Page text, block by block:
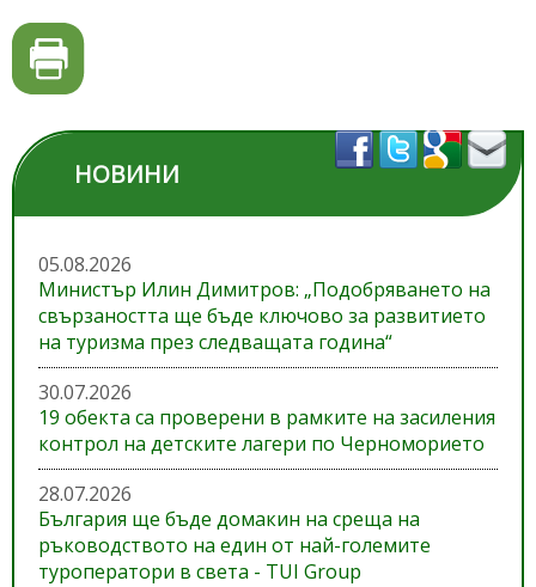
НОВИНИ
05.08.2026
Министър Илин Димитров: „Подобряването на
свързаността ще бъде ключово за развитието
на туризма през следващата година“
30.07.2026
19 обекта са проверени в рамките на засиления
контрол на детските лагери по Черноморието
28.07.2026
България ще бъде домакин на среща на
ръководството на един от най-големите
туроператори в света - TUI Group